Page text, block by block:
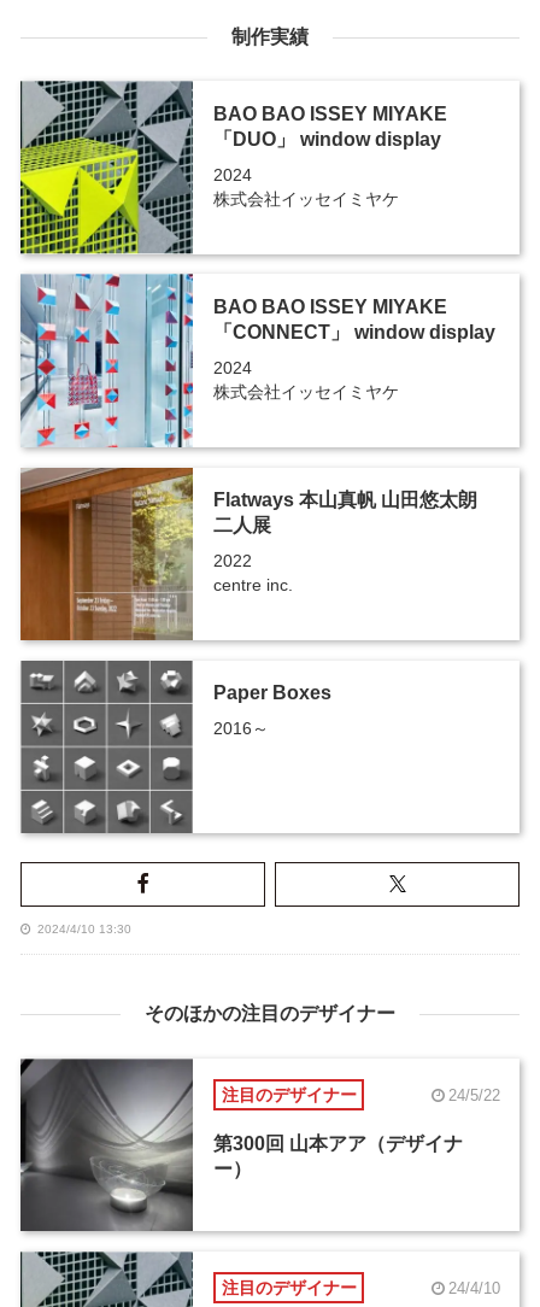
制作実績
BAO BAO ISSEY MIYAKE
「DUO」 window display
2024
株式会社イッセイミヤケ
BAO BAO ISSEY MIYAKE
「CONNECT」 window display
2024
株式会社イッセイミヤケ
Flatways 本山真帆 山田悠太朗
二人展
2022
centre inc.
Paper Boxes
2016～
2024/4/10 13:30
そのほかの注目のデザイナー
注目のデザイナー 24/5/22
第300回 山本アア（デザイナ
ー）
注目のデザイナー 24/4/10